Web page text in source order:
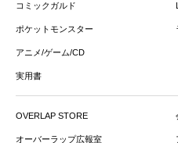
コミックガルド
ポケットモンスター
アニメ/ゲーム/CD
実用書
OVERLAP STORE
オーバーラップ広報室